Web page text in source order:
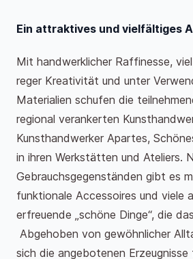
Ein attraktives und vielfältiges
Mit handwerklicher Raffinesse,
reger Kreativität und unter
Materialien schufen die
regional verankerten
Kunsthandwerker Apartes,
in ihren Werkstätten und Ateliers.
Gebrauchsgegenständen gibt es
funktionale Accessoires und viele
erfreuende „schöne Dinge“, die
Abgehoben von gewöhnlicher
sich die angebotenen Erzeugnisse